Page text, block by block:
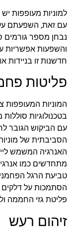
למוניות מעופפות
עם זאת, השפעתם
נבחן מספר גורמים
והשפעות אפשריות
חדשנות זו בניידות
פליטות
המוניות המעופפות
בטכנולוגיות
עם הביקוש הגובר
הסביבתית של
האנרגיה המשמש
מתחדשים כמו
טביעת הרגל
הסתמכות על דלקים
פליטת גזי החממה
זיהום רעש